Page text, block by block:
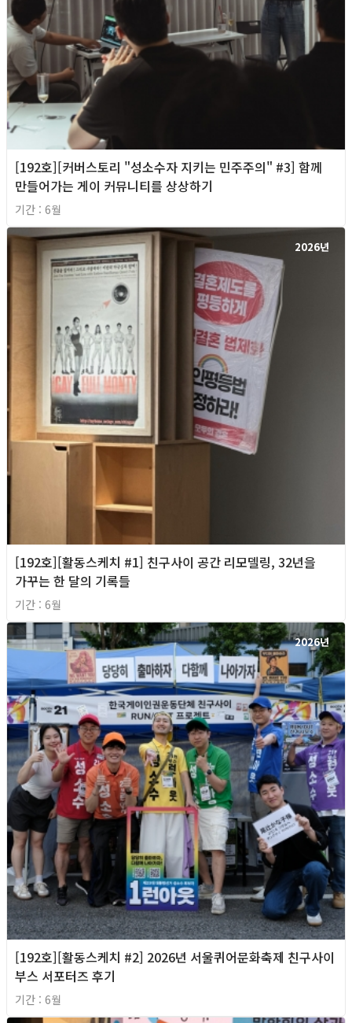
[192호][커버스토리 "성소수자 지키는 민주주의" #3] 함께
만들어가는 게이 커뮤니티를 상상하기
기간 : 6월
2026년
[192호][활동스케치 #1] 친구사이 공간 리모델링, 32년을
가꾸는 한 달의 기록들
기간 : 6월
2026년
[192호][활동스케치 #2] 2026년 서울퀴어문화축제 친구사이
부스 서포터즈 후기
기간 : 6월